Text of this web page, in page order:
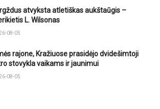
atvyksta atletiškas aukštaūgis –
L. Wilsonas
08-05
rajone, Kražiuose prasidėjo dvidešimtoji
stovykla vaikams ir jaunimui
08-05